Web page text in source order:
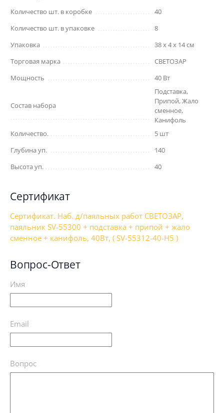
Количество шт. в коробке
40
Количество шт. в упаковке
8
Упаковка
38 x 4 x 14 см
Торговая марка
СВЕТОЗАР
Мощность
40 Вт
Состав набора
Подставка,
Припой, Жало
сменное,
Канифоль
Количество.
5 шт
Глубина уп.
140
Высота уп.
40
Сертификат
Сертификат. Наб. д/паяльных работ СВЕТОЗАР,
паяльник SV-55300 + подставка + припой + жало
сменное + канифоль, 40Вт, ( SV-55312-40-H5 )
Вопрос-Ответ
Имя
Email
Вопрос